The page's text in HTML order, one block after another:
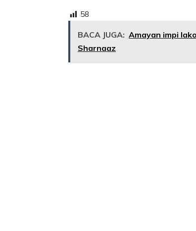
58
BACA JUGA: Amayan impi
Sharnaaz